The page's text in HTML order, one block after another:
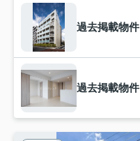
過去掲載物件
過去掲載物件